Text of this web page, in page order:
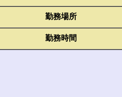
勤務場所
勤務時間